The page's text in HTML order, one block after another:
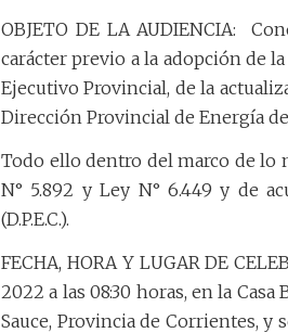
OBJETO DE LA AUDIENCIA:
carácter previo a la adopción de
Ejecutivo Provincial, de la
Dirección Provincial de Energía de
Todo ello dentro del marco de lo
N° 5.892 y Ley N° 6.449 y de
(D.P.E.C.).
FECHA, HORA Y LUGAR DE
2022 a las 08:30 horas, en la
Sauce, Provincia de Corrientes, y